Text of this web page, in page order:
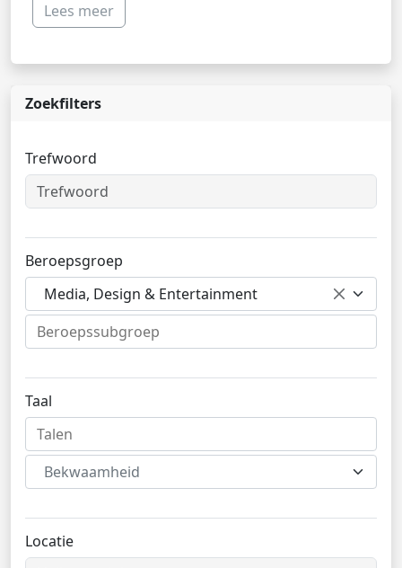
Lees meer
Zoekfilters
Trefwoord
Beroepsgroep
Media, Design & Entertainment
Taal
Bekwaamheid
Locatie